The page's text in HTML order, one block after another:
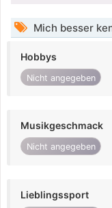
Mich besser
Hobbys
Nicht angegeben
Musikgeschmack
Nicht angegeben
Lieblingssport